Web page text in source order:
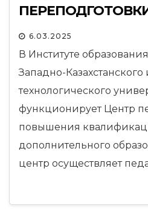
СЕРТИФИКАТЫ
6.03.2025
В Институте
Западно-
технологического
функционирует Центр
повышения
дополнительного
центр осуществляет